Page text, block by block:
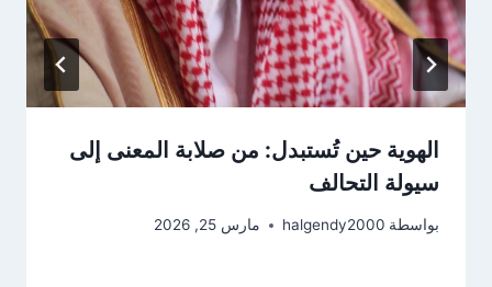
الهوية حين تُستبدل: من صلابة المعنى إلى
سيولة التحالف
بواسطة halgendy2000 مارس 25, 2026